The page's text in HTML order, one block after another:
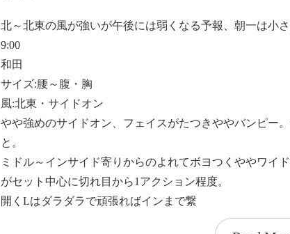
北～北東の風が強いが午後には弱くなる予報、朝一は小
9:00
和田
サイズ:腰～腹・胸
風:北東・サイドオン
やや強めのサイドオン、フェイスがたつきややバンピー
と。
ミドル～インサイド寄りからのよれてボヨつくややワイ
がセット中心に切れ目から1アクション程度。
開くLはダラダラで頑張ればインまで繋